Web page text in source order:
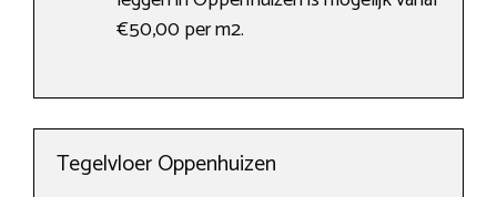
€50,00 per m2.
Tegelvloer Oppenhuizen